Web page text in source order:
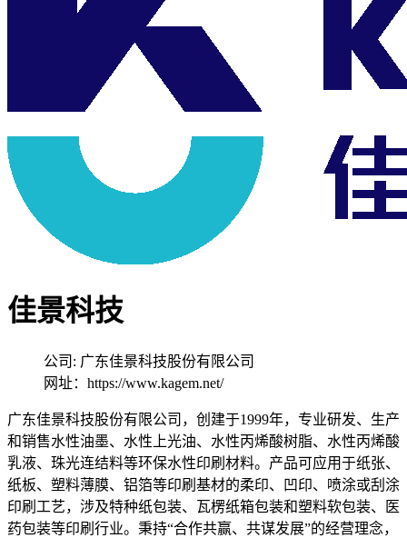
佳景科技
公司: 广东佳景科技股份有限公司
网址：https://www.kagem.net/
广东佳景科技股份有限公司，创建于1999年，专业研发、生产
和销售水性油墨、水性上光油、水性丙烯酸树脂、水性丙烯酸
乳液、珠光连结料等环保水性印刷材料。产品可应用于纸张、
纸板、塑料薄膜、铝箔等印刷基材的柔印、凹印、喷涂或刮涂
印刷工艺，涉及特种纸包装、瓦楞纸箱包装和塑料软包装、医
药包装等印刷行业。秉持“合作共赢、共谋发展”的经营理念，